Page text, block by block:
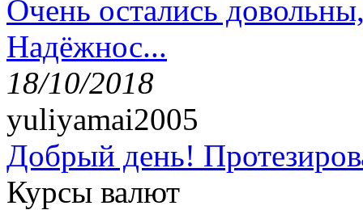
Очень остались
Надёжнос...
18/10/2018
yuliyamai2005
Добрый день!
Курсы валют